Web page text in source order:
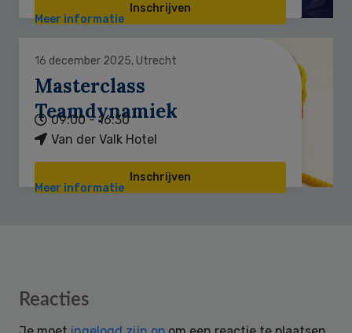
Inschrijven
Meer informatie
16 december 2025, Utrecht
Masterclass
Teamdynamiek
09:00 - 16:30
Van der Valk Hotel
Inschrijven
Meer informatie
Reader
Reacties